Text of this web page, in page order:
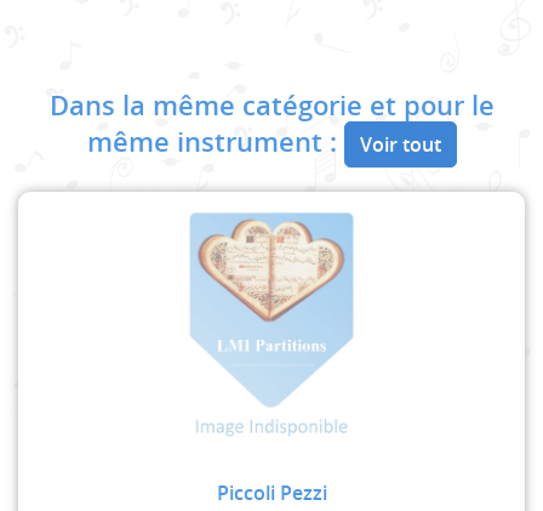
Dans la même catégorie et pour le
même instrument :
Voir tout
Piccoli Pezzi